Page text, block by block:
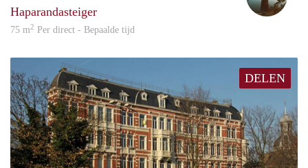
Haparandasteiger
75 m2 Per direct - Bepaalde tijd
DELEN